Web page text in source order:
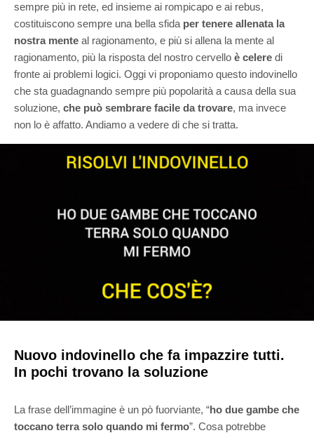
sempre più in rete, ed insieme ai rompicapo e ai rebus,
costituiscono sempre una bella sfida per tenere allenata la
nostra mente al ragionamento, e più si allena la mente al
ragionamento, più la risposta del nostro cervello è celere di
fronte ai problemi logici. Oggi vi proponiamo questo indovinello
che sta guadagnando sempre più popolarità a causa della sua
soluzione, che può sembrare facile da trovare, ma invece
non lo è affatto. Andiamo a vedere di che si tratta.
Nuovo indovinello che fa impazzire tutti.
In pochi trovano la soluzione
La frase dell’immagine è un pò fuorviante, “ho due gambe che
toccano terra solo quando mi fermo”. Cosa potrebbe